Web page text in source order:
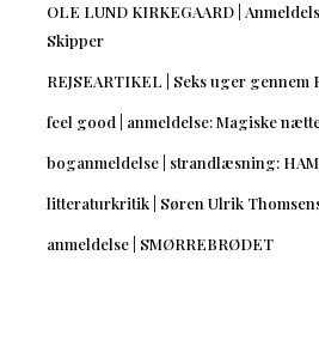
OLE LUND KIRKEGAARD |
Skipper
REJSEARTIKEL | Seks uger gennem
feel good | anmeldelse: Magiske
boganmeldelse | strandlæsning:
litteraturkritik | Søren Ulrik
anmeldelse | SMØRREBRØDET